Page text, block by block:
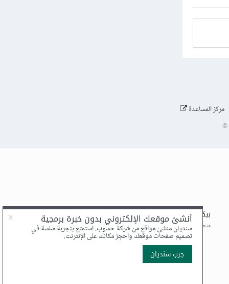
مركز المساعدة
©